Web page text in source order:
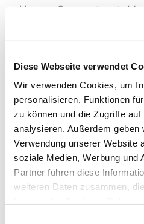
Diese Webseite verwendet
Wir verwenden Cookies, um
personalisieren, Funktionen
zu können und die Zugriffe
analysieren. Außerdem
Verwendung unserer Website
soziale Medien, Werbung und
Partner führen diese
weiteren Daten zusammen,
Unsere Gruppe tanzt
Cowboyhüte und Stiefel
vergebens. Getanzt wird
jeden Musikgeschmack
Charts, Oldies, irische
mehr.
Wir tanzen dienstags von
drei Stufen: Anfänger –
Fortgeschrittene.
Neugierig? Dann gerne
reinschauen.